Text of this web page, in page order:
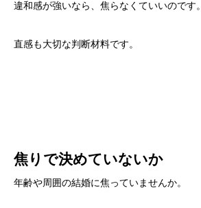
違和感が強いなら、焦らなくていいのです。
直感も大切な判断材料です。
焦りで決めていないか
年齢や周囲の結婚に焦っていませんか。